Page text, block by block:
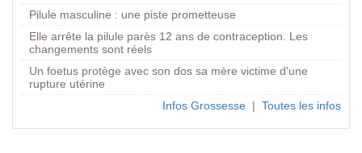
Pilule masculine : une piste prometteuse
Elle arrête la pilule parès 12 ans de contraception. Les
changements sont réels
Un foetus protège avec son dos sa mère victime d'une
rupture utérine
Infos Grossesse | Toutes les infos